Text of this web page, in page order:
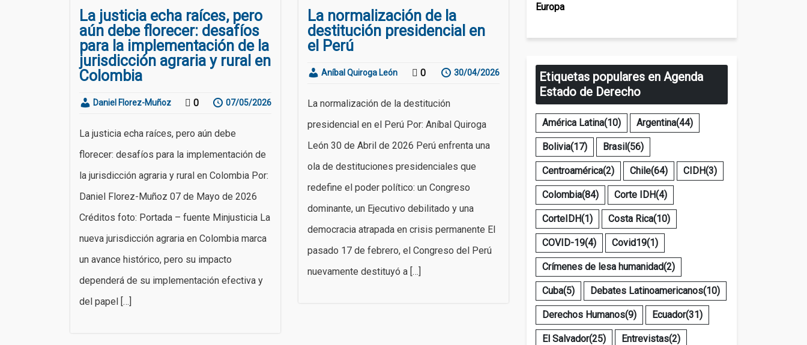
La justicia echa raíces, pero
aún debe florecer: desafíos
para la implementación de la
jurisdicción agraria y rural en
Colombia
Daniel Florez-Muñoz 0 07/05/2026
La justicia echa raíces, pero aún debe
florecer: desafíos para la implementación de
la jurisdicción agraria y rural en Colombia Por:
Daniel Florez-Muñoz 07 de Mayo de 2026
Créditos foto: Portada – fuente Minjusticia La
nueva jurisdicción agraria en Colombia marca
un avance histórico, pero su impacto
dependerá de su implementación efectiva y
del papel […]
La normalización de la
destitución presidencial en
el Perú
Aníbal Quiroga León 0 30/04/2026
La normalización de la destitución
presidencial en el Perú Por: Aníbal Quiroga
León 30 de Abril de 2026 Perú enfrenta una
ola de destituciones presidenciales que
redefine el poder político: un Congreso
dominante, un Ejecutivo debilitado y una
democracia atrapada en crisis permanente El
pasado 17 de febrero, el Congreso del Perú
nuevamente destituyó a […]
Europa
Etiquetas populares en Agenda
Estado de Derecho
América Latina(10) Argentina(44)
Bolivia(17) Brasil(56)
Centroamérica(2) Chile(64) CIDH(3)
Colombia(84) Corte IDH(4)
CorteIDH(1) Costa Rica(10)
COVID-19(4) Covid19(1)
Crímenes de lesa humanidad(2)
Cuba(5) Debates Latinoamericanos(10)
Derechos Humanos(9) Ecuador(31)
El Salvador(25) Entrevistas(2)